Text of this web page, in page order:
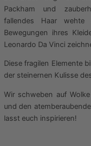
Packham und
fallendes Haar
Bewegungen ihres
Leonardo Da Vinci
Diese fragilen Elemente
der steinernen Kulisse
Wir schweben auf
und den
lasst euch inspirieren!